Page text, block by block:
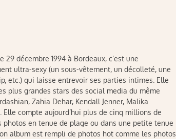
décembre 1994 à Bordeaux, c’est une
ultra-sexy (un sous-vêtement, un décolleté, une
etc.) qui laisse entrevoir ses parties intimes. Elle
plus grandes stars des social media du même
Zahia Dehar, Kendall Jenner, Malika
Elle compte aujourd’hui plus de cinq millions de
en tenue de plage ou dans une petite tenue
album est rempli de photos hot comme les photos